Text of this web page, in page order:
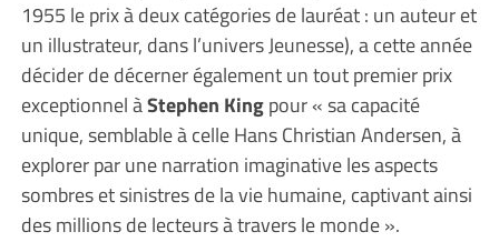
1955 le prix à deux catégories de lauréat : un auteur et
un illustrateur, dans l’univers Jeunesse), a cette année
décider de décerner également un tout premier prix
exceptionnel àStephen Kingpour « sa capacité
unique, semblable à celle Hans Christian Andersen, à
explorer par une narration imaginative les aspects
sombres et sinistres de la vie humaine, captivant ainsi
des millions de lecteurs à travers le monde ».